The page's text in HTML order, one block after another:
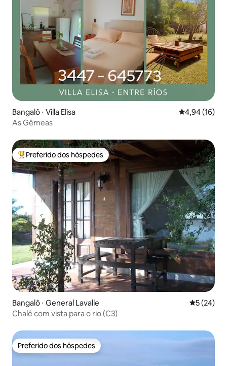
Bangalô ⋅ Villa Elisa 4,94 de uma
4,94 (16)
As Gêmeas
Entre os melhores preferidos dos hóspedes
Preferido dos hóspedes
Bangalô ⋅ General Lavalle 5 de uma
5 (24)
Chalé com vista para o rio (C3)
Preferido dos hóspedes
Preferido dos hóspedes